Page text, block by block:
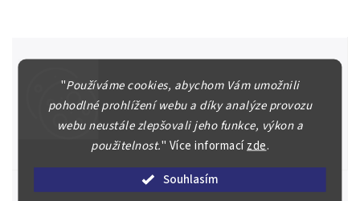
"Používáme cookies, abychom Vám umožnili
pohodlné prohlížení webu a díky analýze provozu
webu neustále zlepšovali jeho funkce, výkon a
použitelnost." Více informacízde.
Souhlasím
Špičkové služby za nejlepší ceny
Náš kolektiv specialistů a znalců se Vám bude plně věnovat.
Posoudíme kvalitu a pravost Vašeho materiálu, prodáme v naší
aukci nebo Vám poradíme kam investovat.